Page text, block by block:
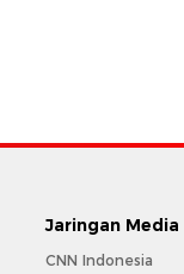
Jaringan Media
CNN Indonesia